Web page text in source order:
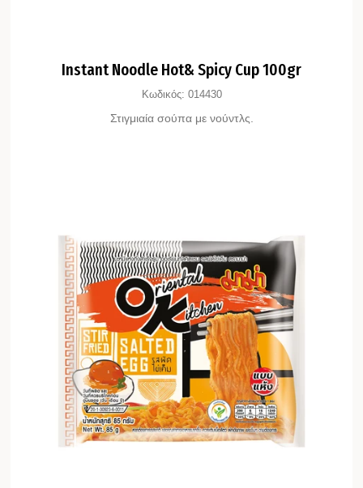
Instant Noodle Hot& Spicy Cup 100gr
Κωδικός: 014430
Στιγμιαία σούπα με νούντλς.